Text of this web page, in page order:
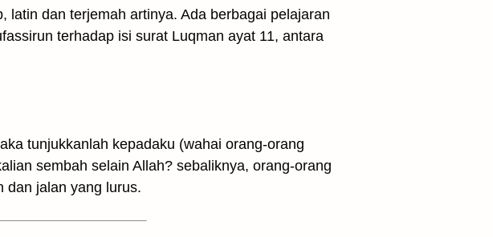
latin dan terjemah artinya. Ada berbagai pelajaran
terhadap isi surat Luqman ayat 11, antara
tunjukkanlah kepadaku (wahai orang-orang
sembah selain Allah? sebaliknya, orang-orang
dan jalan yang lurus.